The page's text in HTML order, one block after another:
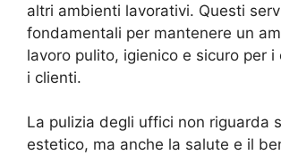
altri ambienti lavorativi. Questi
fondamentali per mantenere un
lavoro pulito, igienico e sicuro per
i clienti.
La pulizia degli uffici non riguarda
estetico, ma anche la salute e il